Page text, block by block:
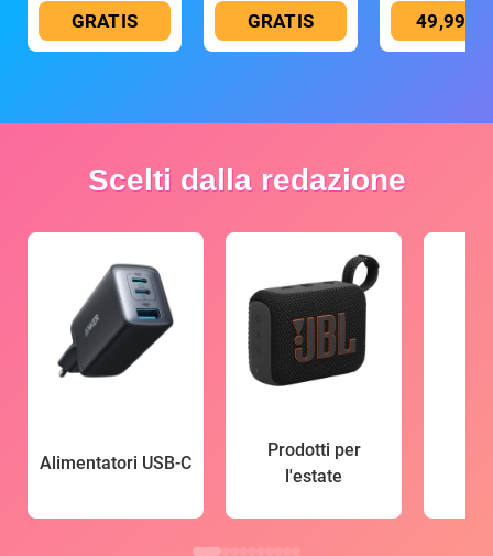
GRATIS GRATIS 49,99 €
Scelti dalla redazione
Alimentatori USB-C
Prodotti per
l'estate